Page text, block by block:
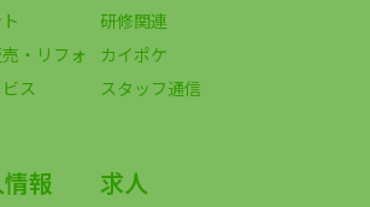
・リフォ
ス
研修関連
カイポケ
スタッフ通信
報 求人